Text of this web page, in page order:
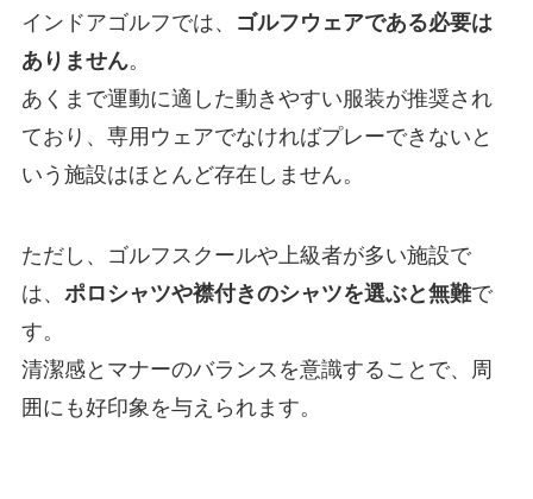
インドアゴルフでは、
ゴルフウェアである必要は
ありません。
あくまで運動に適した動きやすい服装が推奨され
ており、専用ウェアでなければプレーできないと
いう施設はほとんど存在しません。
ただし、ゴルフスクールや上級者が多い施設で
は、 ポロシャツや襟付きのシャツを選ぶと無難で
す。
清潔感とマナーのバランスを意識することで、周
囲にも好印象を与えられます。